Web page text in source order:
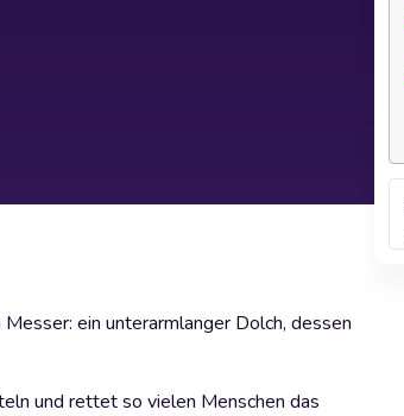
ein unterarmlanger Dolch, dessen
und rettet so vielen Menschen das